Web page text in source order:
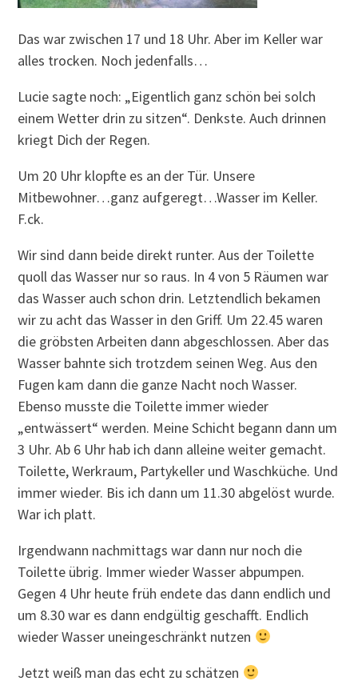
Das war zwischen 17 und 18 Uhr. Aber im Keller war
alles trocken. Noch jedenfalls…
Lucie sagte noch: „Eigentlich ganz schön bei solch
einem Wetter drin zu sitzen“. Denkste. Auch drinnen
kriegt Dich der Regen.
Um 20 Uhr klopfte es an der Tür. Unsere
Mitbewohner…ganz aufgeregt…Wasser im Keller.
F.ck.
Wir sind dann beide direkt runter. Aus der Toilette
quoll das Wasser nur so raus. In 4 von 5 Räumen war
das Wasser auch schon drin. Letztendlich bekamen
wir zu acht das Wasser in den Griff. Um 22.45 waren
die gröbsten Arbeiten dann abgeschlossen. Aber das
Wasser bahnte sich trotzdem seinen Weg. Aus den
Fugen kam dann die ganze Nacht noch Wasser.
Ebenso musste die Toilette immer wieder
„entwässert“ werden. Meine Schicht begann dann um
3 Uhr. Ab 6 Uhr hab ich dann alleine weiter gemacht.
Toilette, Werkraum, Partykeller und Waschküche. Und
immer wieder. Bis ich dann um 11.30 abgelöst wurde.
War ich platt.
Irgendwann nachmittags war dann nur noch die
Toilette übrig. Immer wieder Wasser abpumpen.
Gegen 4 Uhr heute früh endete das dann endlich und
um 8.30 war es dann endgültig geschafft. Endlich
wieder Wasser uneingeschränkt nutzen
Jetzt weiß man das echt zu schätzen